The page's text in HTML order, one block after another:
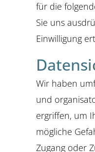
für die
Sie uns
Einwilligung
Wir haben
und
ergriffen, um
mögliche
Zugang oder